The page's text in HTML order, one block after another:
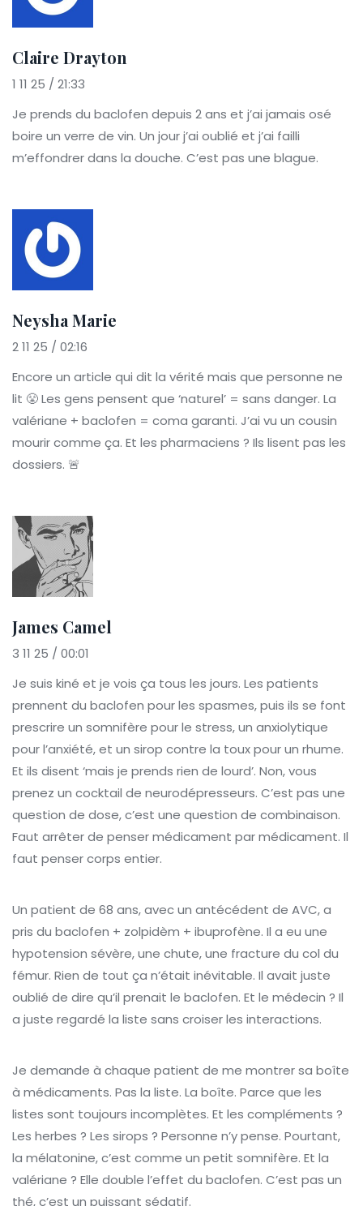
Claire Drayton
1 11 25 / 21:33
Je prends du baclofen depuis 2 ans et j’ai jamais osé
boire un verre de vin. Un jour j’ai oublié et j’ai failli
m’effondrer dans la douche. C’est pas une blague.
Neysha Marie
2 11 25 / 02:16
Encore un article qui dit la vérité mais que personne ne
lit 😤 Les gens pensent que ‘naturel’ = sans danger. La
valériane + baclofen = coma garanti. J’ai vu un cousin
mourir comme ça. Et les pharmaciens ? Ils lisent pas les
dossiers. 🚨
James Camel
3 11 25 / 00:01
Je suis kiné et je vois ça tous les jours. Les patients
prennent du baclofen pour les spasmes, puis ils se font
prescrire un somnifère pour le stress, un anxiolytique
pour l’anxiété, et un sirop contre la toux pour un rhume.
Et ils disent ‘mais je prends rien de lourd’. Non, vous
prenez un cocktail de neurodépresseurs. C’est pas une
question de dose, c’est une question de combinaison.
Faut arrêter de penser médicament par médicament. Il
faut penser corps entier.
Un patient de 68 ans, avec un antécédent de AVC, a
pris du baclofen + zolpidèm + ibuprofène. Il a eu une
hypotension sévère, une chute, une fracture du col du
fémur. Rien de tout ça n’était inévitable. Il avait juste
oublié de dire qu’il prenait le baclofen. Et le médecin ? Il
a juste regardé la liste sans croiser les interactions.
Je demande à chaque patient de me montrer sa boîte
à médicaments. Pas la liste. La boîte. Parce que les
listes sont toujours incomplètes. Et les compléments ?
Les herbes ? Les sirops ? Personne n’y pense. Pourtant,
la mélatonine, c’est comme un petit somnifère. Et la
valériane ? Elle double l’effet du baclofen. C’est pas un
thé, c’est un puissant sédatif.